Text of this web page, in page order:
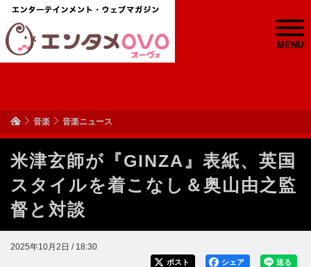
MENU
音楽 音楽ニュース
米津玄師が『GINZA』表紙、英国
スタイルを着こなし＆奥山由之監
督と対談
2025年10月2日 / 18:30
送る
シェア
ポスト